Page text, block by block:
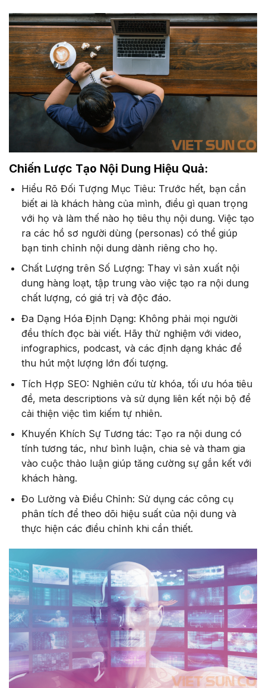
Chiến Lược Tạo Nội Dung Hiệu Quả:
Hiểu Rõ Đối Tượng Mục Tiêu: Trước hết, bạn cần
biết ai là khách hàng của mình, điều gì quan trọng
với họ và làm thế nào họ tiêu thụ nội dung. Việc tạo
ra các hồ sơ người dùng (personas) có thể giúp
bạn tinh chỉnh nội dung dành riêng cho họ.
Chất Lượng trên Số Lượng: Thay vì sản xuất nội
dung hàng loạt, tập trung vào việc tạo ra nội dung
chất lượng, có giá trị và độc đáo.
Đa Dạng Hóa Định Dạng: Không phải mọi người
đều thích đọc bài viết. Hãy thử nghiệm với video,
infographics, podcast, và các định dạng khác để
thu hút một lượng lớn đối tượng.
Tích Hợp SEO: Nghiên cứu từ khóa, tối ưu hóa tiêu
đề, meta descriptions và sử dụng liên kết nội bộ để
cải thiện việc tìm kiếm tự nhiên.
Khuyến Khích Sự Tương tác: Tạo ra nội dung có
tính tương tác, như bình luận, chia sẻ và tham gia
vào cuộc thảo luận giúp tăng cường sự gắn kết với
khách hàng.
Đo Lường và Điều Chỉnh: Sử dụng các công cụ
phân tích để theo dõi hiệu suất của nội dung và
thực hiện các điều chỉnh khi cần thiết.